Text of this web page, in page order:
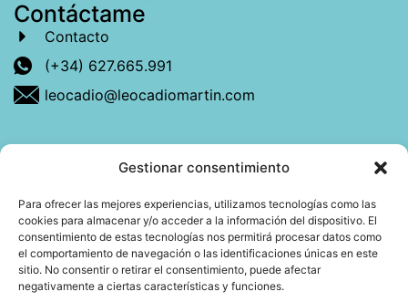
Gestionar consentimiento
Para ofrecer las mejores experiencias, utilizamos tecnologías como las
cookies para almacenar y/o acceder a la información del dispositivo. El
consentimiento de estas tecnologías nos permitirá procesar datos como
el comportamiento de navegación o las identificaciones únicas en este
sitio. No consentir o retirar el consentimiento, puede afectar
negativamente a ciertas características y funciones.
Contáctame
Contacto
(+34) 627.665.991
leocadio@leocadiomartin.com
Descubre más sobre mí
Mi libro: La felicidad: qué ayuda y qué no.
Blog: Reflexiones que conectan
Agendar cita